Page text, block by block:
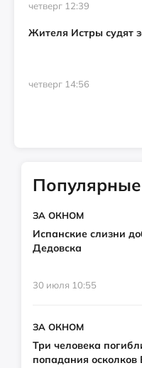
четверг 12:39
Жителя Истры судят
четверг 14:56
ЗА ОКНОМ
Испанские слизни
Дедовска
30 июля 10:55
ЗА ОКНОМ
Три человека
попадания